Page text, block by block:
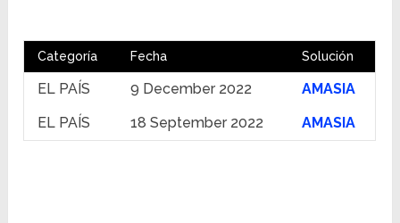
Categoría Fecha Solución
EL PAÍS 9 December 2022
AMASIA
EL PAÍS
18 September 2022 AMASIA